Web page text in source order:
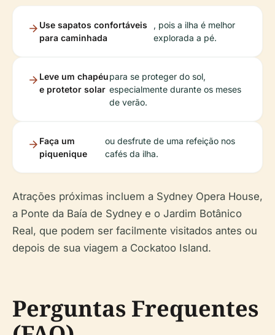
Use sapatos confortáveis
para caminhada
, pois a ilha é melhor
explorada a pé.
Leve um chapéu
e protetor solar
para se proteger do sol,
especialmente durante os meses
de verão.
Faça um
piquenique
ou desfrute de uma refeição nos
cafés da ilha.
Atrações próximas incluem a Sydney Opera House,
a Ponte da Baía de Sydney e o Jardim Botânico
Real, que podem ser facilmente visitados antes ou
depois de sua viagem a Cockatoo Island.
Perguntas Frequentes